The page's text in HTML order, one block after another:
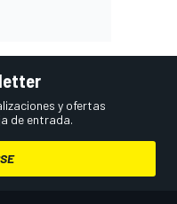
y ofertas
de entrada.